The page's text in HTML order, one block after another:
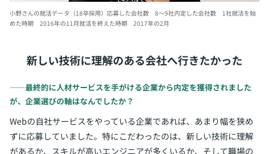
小野さんの就活データ（18卒採用） 応募した会社数 8～9社内定した会社数 1社就活を始
めた時期 2016年の11月就活を終えた時期 2017年の2月
新しい技術に理解のある会社へ行きたかった
――最終的に人材サービスを手がける企業から内定を獲得されました
が、企業選びの軸はなんでしたか？
Webの自社サービスをやっている企業であれば、あまり幅を狭め
ずに応募していました。特にこだわったのは、新しい技術に理解
があるか、スキルが高いエンジニアが多くいるか、そして職場の